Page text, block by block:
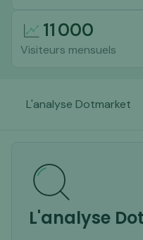
11 000
Visiteurs mensuels
L'analyse Dotmarket
L'analyse